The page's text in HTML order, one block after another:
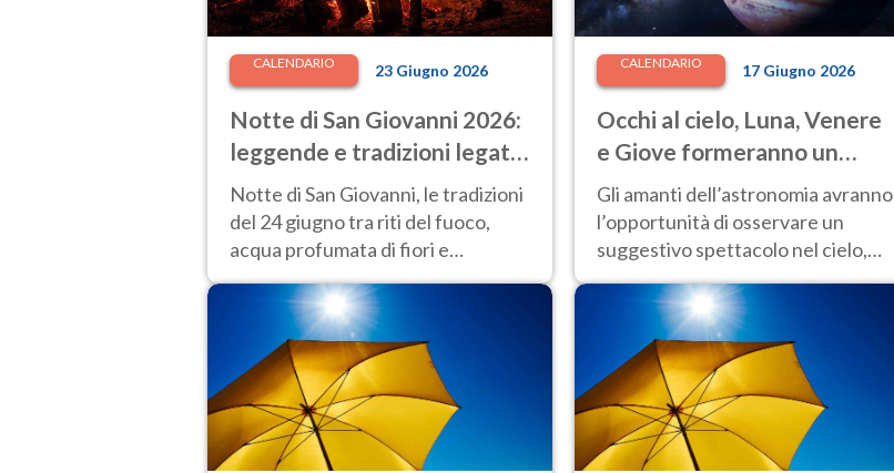
CALENDARIO 23 Giugno 2026
Notte di San Giovanni 2026:
leggende e tradizioni legate
a un momento "magico"
Notte di San Giovanni, le tradizioni
del 24 giugno tra riti del fuoco,
acqua profumata di fiori e
credenze popolari.
CALENDARIO 17 Giugno 2026
Occhi al cielo, Luna, Venere
e Giove formeranno un
suggestivo triangolo
luminoso: ecco quando
Gli amanti dell’astronomia avranno
l’opportunità di osservare un
suggestivo spettacolo nel cielo,
con la Luna, Venere e Giove
protagonisti di una rara
configurazione celeste.